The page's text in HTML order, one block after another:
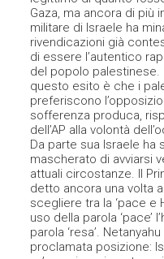
Gaza, ma ancora di più
militare di Israele ha
rivendicazioni già
di essere l’autentico
del popolo
questo esito è che i
preferiscono
sofferenza produca,
dell’AP alla volontà
Da parte sua Israele ha
mascherato di avviarsi
attuali circostanze. Il
detto ancora una volta
scegliere tra la ‘pace e
uso della parola ‘pace’
parola ‘resa’.
proclamata posizione: